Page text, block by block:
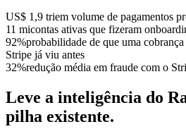
US$ 1,9 triem volume de pagamentos
11 micontas ativas que fizeram
92%probabilidade de que uma
Stripe já viu antes
32%redução média em fraude com o
Leve a inteligência do
pilha existente.